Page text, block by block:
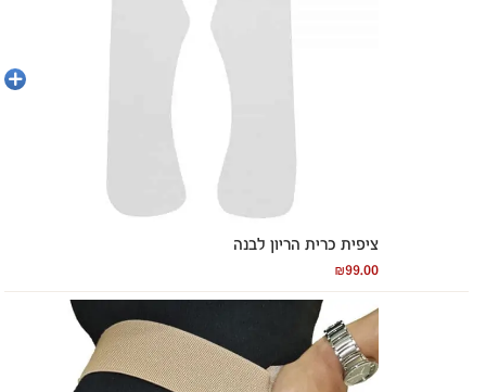
ציפית כרית הריון לבנה
₪99.00
הוספה
לסל